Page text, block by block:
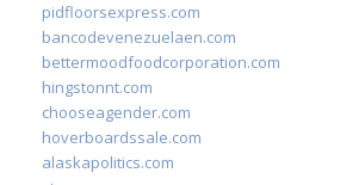
pidfloorsexpress.com
bancodevenezuelaen.com
bettermoodfoodcorporation.com
hingstonnt.com
chooseagender.com
hoverboardssale.com
alaskapolitics.com